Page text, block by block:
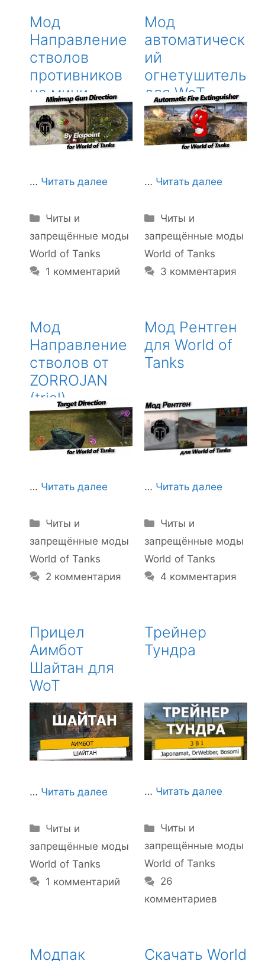
Мод
Направление
стволов
противников
на мини-
карте от
Ekspoint
… Читать далее
Рубрики
Читы и
запрещённые моды
World of Tanks
1 комментарий
Мод
автоматическ
ий
огнетушитель
для WoT
… Читать далее
Рубрики
Читы и
запрещённые моды
World of Tanks
3 комментария
Мод
Направление
стволов от
ZORROJAN
(trial)
… Читать далее
Рубрики
Читы и
запрещённые моды
World of Tanks
2 комментария
Мод Рентген
для World of
Tanks
… Читать далее
Рубрики
Читы и
запрещённые моды
World of Tanks
4 комментария
Прицел
Аимбот
Шайтан для
WoT
… Читать далее
Рубрики
Читы и
запрещённые моды
World of Tanks
1 комментарий
Трейнер
Тундра
… Читать далее
Рубрики
Читы и
запрещённые моды
World of Tanks
26
комментариев
Модпак Скачать World